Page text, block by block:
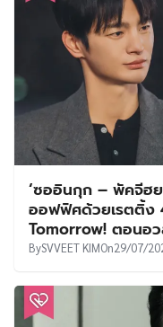
‘ซออินกุก – พัคจีฮย
ออฟฟิศด้วยเรตติ้ง
Tomorrow! ตอนอ
BySVVEET KIMOn29/07/